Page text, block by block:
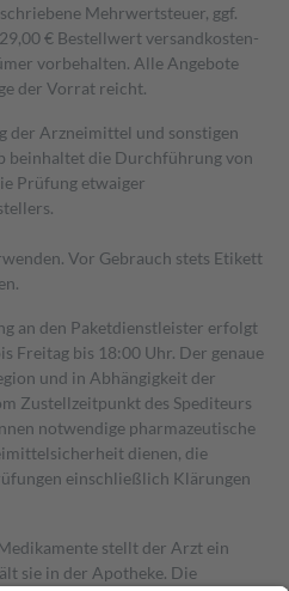
Mehrwertsteuer, ggf.
€ Bestell­wert versand­kosten­
vorbehalten. Alle Angebote
der Vorrat reicht.
der Arzneimittel und sonstigen
beinhaltet die Durchführung von
Prüfung etwaiger
Vor Gebrauch stets Etikett
an den Paketdienstleister erfolgt
Freitag bis 18:00 Uhr. Der genaue
und in Abhängigkeit der
Zustellzeitpunkt des Spediteurs
notwendige pharmazeutische
dienen, die
einschließlich Klärungen
stellt der Arzt ein
sie in der Apotheke. Die